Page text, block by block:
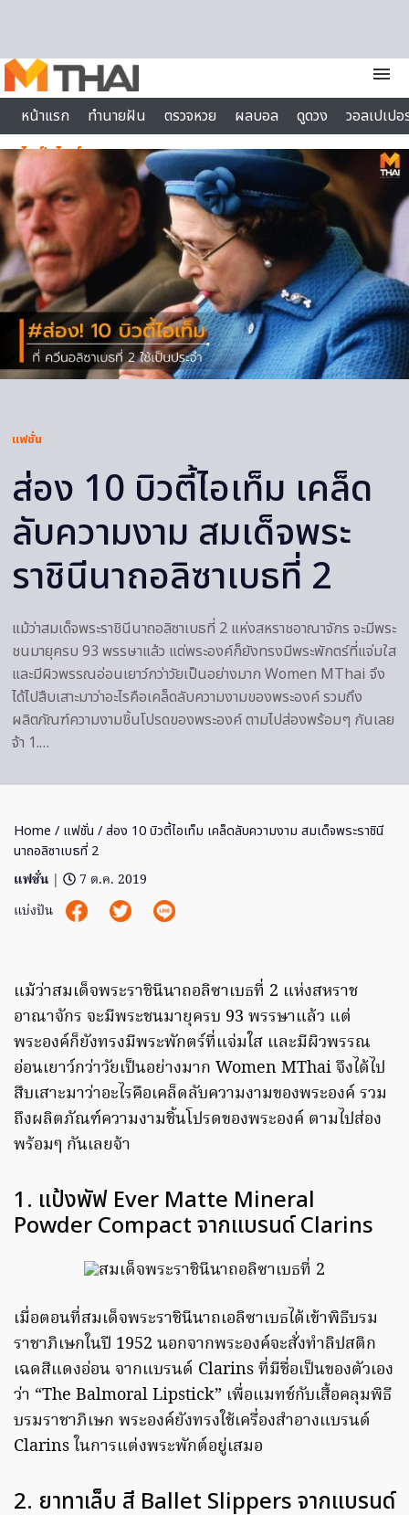
menu
หน้าแรก
ทำนายฝัน ตรวจหวย ผลบอล ดูดวง
วอลเปเป
ไลฟ์สไตล์
แฟชั่น
ส่อง 10 บิวตี้ไอเท็ม เคล็ด
ลับความงาม สมเด็จพระ
ราชินีนาถอลิซาเบธที่ 2
แม้ว่าสมเด็จพระราชินีนาถอลิซาเบธที่ 2 แห่งสหราชอาณาจักร จะมีพระ
ชนมายุครบ 93 พรรษาแล้ว แต่พระองค์ก็ยังทรงมีพระพักตร์ที่แจ่มใส
และมีผิวพรรณอ่อนเยาว์กว่าวัยเป็นอย่างมาก Women MThai จึง
ได้ไปสืบเสาะมาว่าอะไรคือเคล็ดลับความงามของพระองค์ รวมถึง
ผลิตภัณฑ์ความงามชิ้นโปรดของพระองค์ ตามไปส่องพร้อมๆ กันเลย
จ้า 1.…
Home / แฟชั่น / ส่อง 10 บิวตี้ไอเท็ม เคล็ดลับความงาม สมเด็จพระราชินี
นาถอลิซาเบธที่ 2
แฟชั่น |
7 ต.ค. 2019
แบ่งปัน
แม้ว่าสมเด็จพระราชินีนาถอลิซาเบธที่ 2 แห่งสหราช
อาณาจักร จะมีพระชนมายุครบ 93 พรรษาแล้ว แต่
พระองค์ก็ยังทรงมีพระพักตร์ที่แจ่มใส และมีผิวพรรณ
อ่อนเยาว์กว่าวัยเป็นอย่างมาก Women MThai จึงได้ไป
สืบเสาะมาว่าอะไรคือเคล็ดลับความงามของพระองค์ รวม
ถึงผลิตภัณฑ์ความงามชิ้นโปรดของพระองค์ ตามไปส่อง
พร้อมๆ กันเลยจ้า
1. แป้งพัฟ Ever Matte Mineral
Powder Compact จากแบรนด์ Clarins
เมื่อตอนที่สมเด็จพระราชินีนาถเอลิซาเบธได้เข้าพิธีบรม
ราชาภิเษกในปี 1952 นอกจากพระองค์จะสั่งทำลิปสติก
เฉดสีแดงอ่อน จากแบรนด์ Clarins ที่มีชื่อเป็นของตัวเอง
ว่า “The Balmoral Lipstick” เพื่อแมทช์กับเสื้อคลุมพิธี
บรมราชาภิเษก พระองค์ยังทรงใช้เครื่องสำอางแบรนด์
Clarins ในการแต่งพระพักต์อยู่เสมอ
2. ยาทาเล็บ สี Ballet Slippers จากแบรนด์